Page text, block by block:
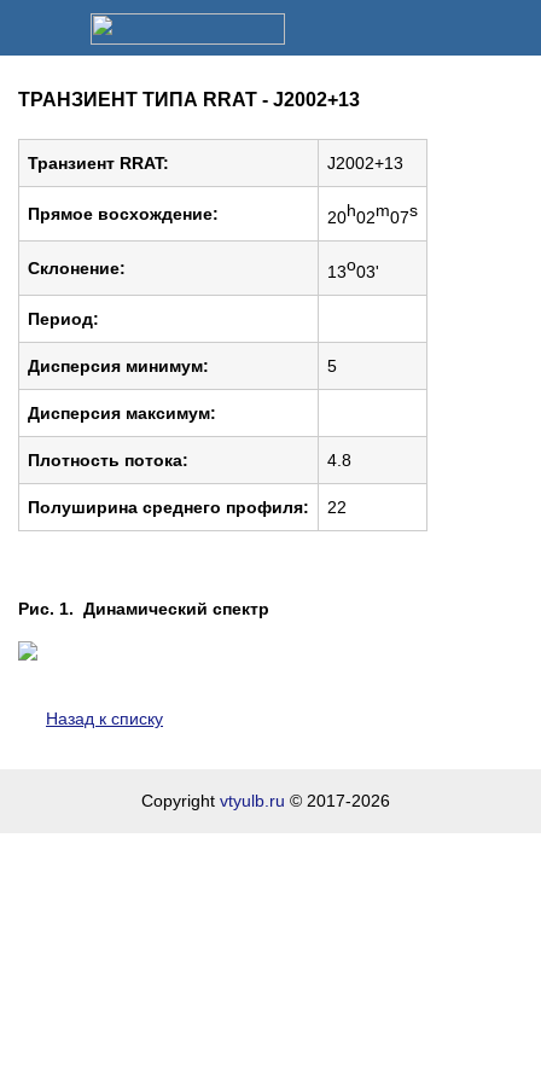
ТРАНЗИЕНТ ТИПА RRAT - J2002+13
Транзиент RRAT: J2002+13
Прямое восхождение: 20h02m07s
Cклонение: 13o03'
Период:
Дисперсия минимум: 5
Дисперсия максимум:
Плотность потока: 4.8
Полуширина среднего профиля: 22
Рис. 1. Динамический спектр
Назад к списку
Copyright vtyulb.ru © 2017-2026